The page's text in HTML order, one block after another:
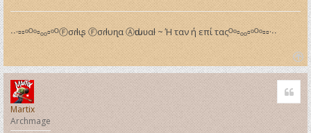
∙∙·▫▫ᵒᴼᵒ▫ₒₒ▫ᵒᴼⒻσɾƚιʂ Ⓕσɾƚυɳα Ⓐԃιυʋαƚ ~ Ή ταν ή επί ταςᴼᵒ▫ₒₒ▫ᵒᴼᵒ▫▫·∙∙
T
o
p
Martix
Archmage